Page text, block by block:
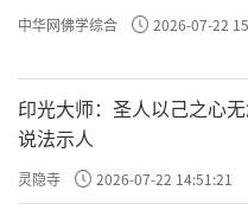
中华网佛学综合 2026-07-22
印光大师：圣人以己之心
说法示人
灵隐寺 2026-07-22 14:51:21